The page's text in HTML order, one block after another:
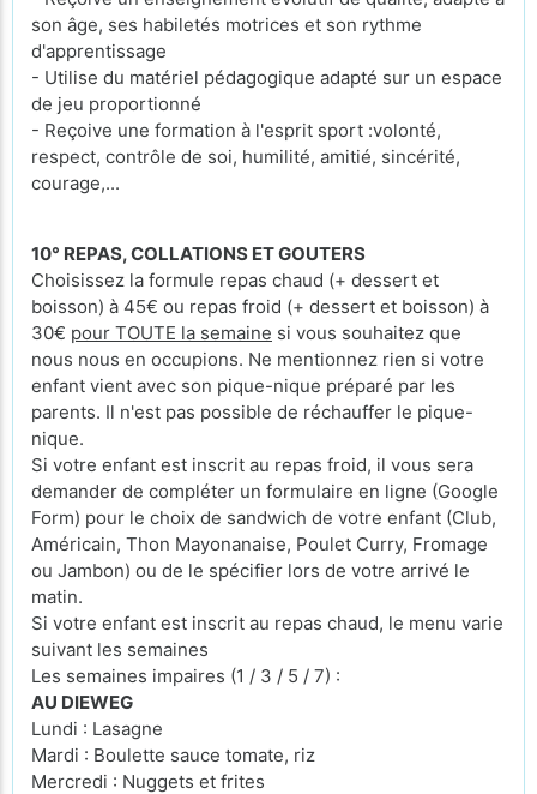
son âge, ses habiletés motrices et son rythme
d'apprentissage
- Utilise du matériel pédagogique adapté sur un espace
de jeu proportionné
- Reçoive une formation à l'esprit sport :volonté,
respect, contrôle de soi, humilité, amitié, sincérité,
courage,...
10° REPAS, COLLATIONS ET GOUTERS
Choisissez la formule repas chaud (+ dessert et
boisson) à 45€ ou repas froid (+ dessert et boisson) à
30€ pour TOUTE la semaine si vous souhaitez que
nous nous en occupions. Ne mentionnez rien si votre
enfant vient avec son pique-nique préparé par les
parents. Il n'est pas possible de réchauffer le pique-
nique.
Si votre enfant est inscrit au repas froid, il vous sera
demander de compléter un formulaire en ligne (Google
Form) pour le choix de sandwich de votre enfant (Club,
Américain, Thon Mayonanaise, Poulet Curry, Fromage
ou Jambon) ou de le spécifier lors de votre arrivé le
matin.
Si votre enfant est inscrit au repas chaud, le menu varie
suivant les semaines
Les semaines impaires (1 / 3 / 5 / 7) :
AU DIEWEG
Lundi : Lasagne
Mardi : Boulette sauce tomate, riz
Mercredi : Nuggets et frites